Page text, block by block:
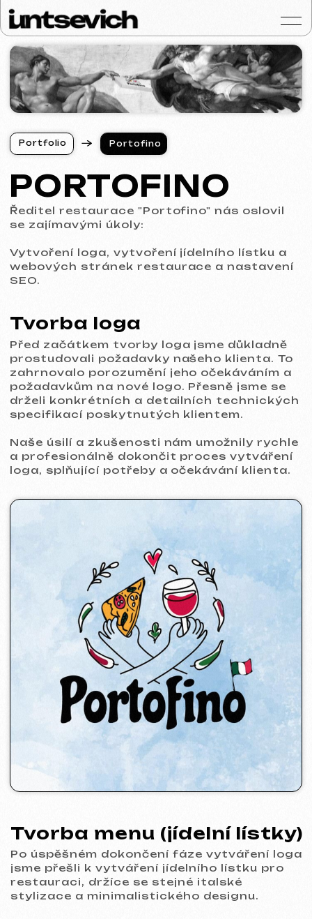
Portfolio
prostudovali požadavky našeho klienta. To
zahrnovalo porozumění jeho očekáváním a
požadavkům na nové logo. Přesně jsme se
drželi konkrétních a detailních technických
Naše úsilí a zkušenosti nám umožnily rychle
a profesionálně dokončit proces vytváření
Tvorba loga
Po úspěšném dokončení fáze vytváření loga
jsme přešli k vytváření jídelního lístku pro
restauraci, držíce se stejné italské
stylizace a minimalistického designu.
Také jsme uspořádali několik setkání se
šéfkuchařem k doladění designu menu.
Výsledkem bylo vytvoření 6 stránek
jídelního lístku.
Tvorba menu (jídelní lístky)
Ředitel restaurace "Portofino" nás oslovil
Vytvoření loga, vytvoření jídelního lístku a
webových stránek restaurace a nastavení
PORTOFINO
Por tfolio
Portfolio
Portofino